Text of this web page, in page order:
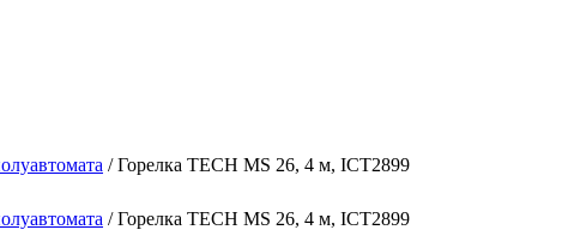
/ Горелка TECH MS 26, 4 м, ICT2899
/ Горелка TECH MS 26, 4 м, ICT2899